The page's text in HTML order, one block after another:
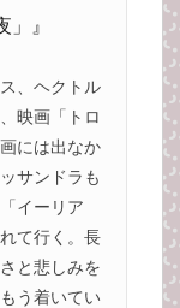
』
、ヘクトル
映画「トロ
には出なか
サンドラも
イーリア
て行く。長
と悲しみを
う着いてい